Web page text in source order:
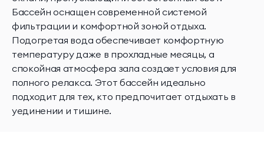
Бассейн оснащен современной системой
фильтрации и комфортной зоной отдыха.
Подогретая вода обеспечивает комфортную
температуру даже в прохладные месяцы, а
спокойная атмосфера зала создает условия для
полного релакса. Этот бассейн идеально
подходит для тех, кто предпочитает отдыхать в
уединении и тишине.